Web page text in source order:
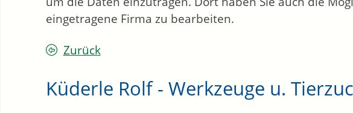
eingetragene Firma zu bearbeiten.
Zurück
Küderle Rolf - Werkzeuge u.